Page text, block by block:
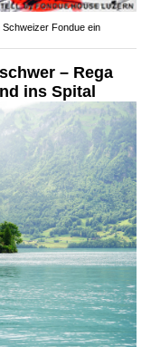
Schweizer Fondue ein
– Rega
ins Spital